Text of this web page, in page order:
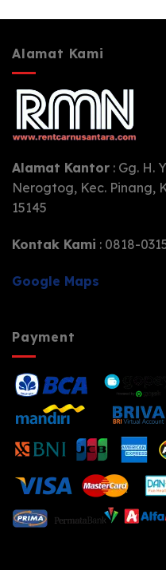
Alamat Kami
Alamat Kantor : Gg. H.
Nerogtog, Kec. Pinang,
15145
Kontak Kami : 0818-
Google Maps
Payment